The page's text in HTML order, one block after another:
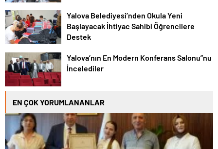
Yalova Belediyesi’nden Okula Yeni
Başlayacak İhtiyac Sahibi Öğrencilere
Destek
Yalova’nın En Modern Konferans Salonu”nu
İncelediler
EN ÇOK YORUMLANANLAR